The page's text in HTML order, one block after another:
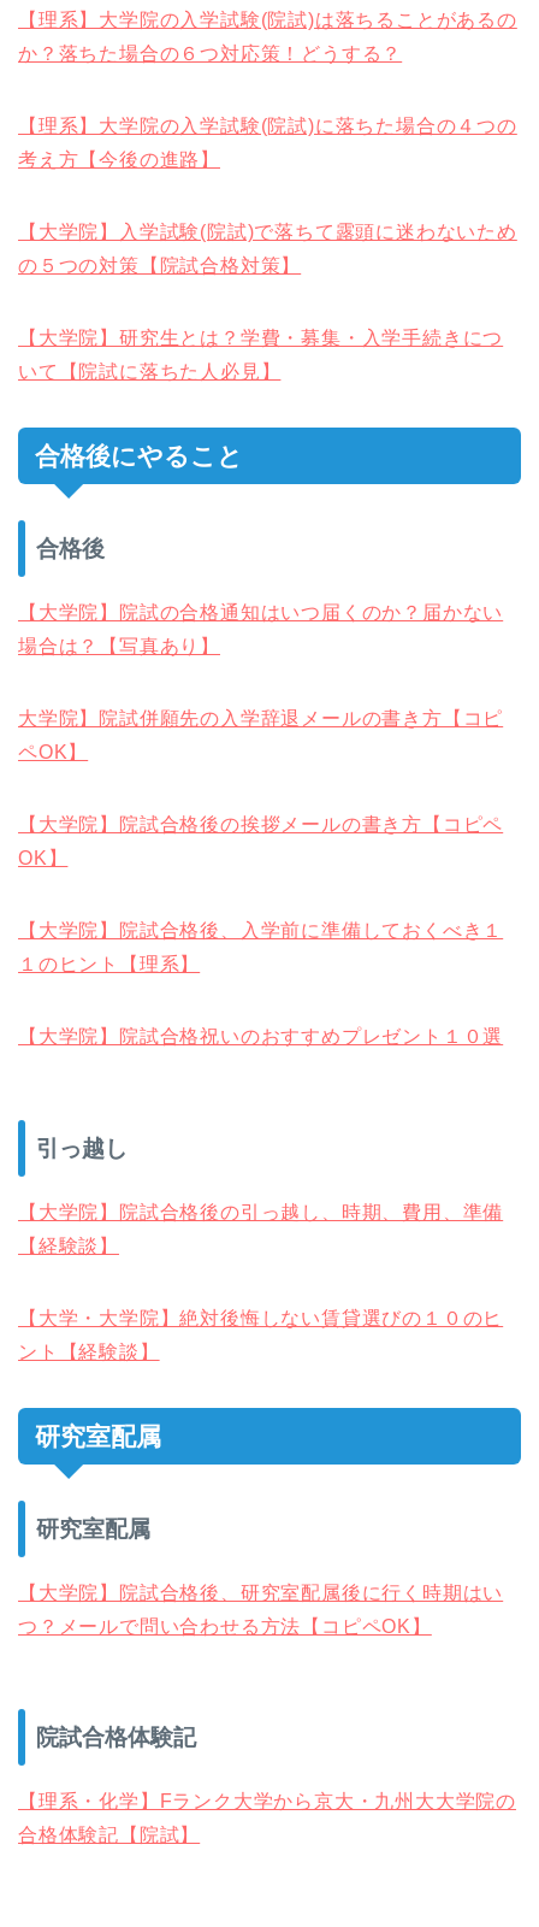
【理系】大学院の入学試験(院試)は落ちることがあるの
か？落ちた場合の６つ対応策！どうする？
【理系】大学院の入学試験(院試)に落ちた場合の４つの
考え方【今後の進路】
【大学院】入学試験(院試)で落ちて露頭に迷わないため
の５つの対策【院試合格対策】
【大学院】研究生とは？学費・募集・入学手続きにつ
いて【院試に落ちた人必見】
合格後にやること
合格後
【大学院】院試の合格通知はいつ届くのか？届かない
場合は？【写真あり】
大学院】院試併願先の入学辞退メールの書き方【コピ
ペOK】
【大学院】院試合格後の挨拶メールの書き方【コピペ
OK】
【大学院】院試合格後、入学前に準備しておくべき１
１のヒント【理系】
【大学院】院試合格祝いのおすすめプレゼント１０選
引っ越し
【大学院】院試合格後の引っ越し、時期、費用、準備
【経験談】
【大学・大学院】絶対後悔しない賃貸選びの１０のヒ
ント【経験談】
研究室配属
研究室配属
【大学院】院試合格後、研究室配属後に行く時期はい
つ？メールで問い合わせる方法【コピペOK】
院試合格体験記
【理系・化学】Fランク大学から京大・九州大大学院の
合格体験記【院試】